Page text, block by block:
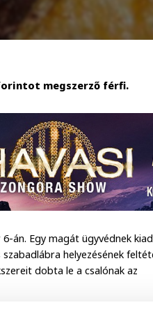
megszerző férfi.
án. Egy magát ügyvédnek
helyezésének
dobta le a csalónak az
adtak ki ellene, a kicsalt